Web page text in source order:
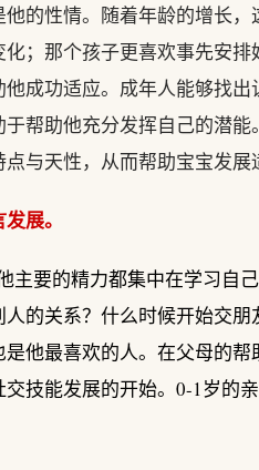
的性情。随着年龄的增长，
；那个孩子更喜欢事先安排
成功适应。成年人能够找出
帮助他充分发挥自己的潜能
与天性，从而帮助宝宝发展
展。
要的精力都集中在学习自己
的关系？什么时候开始交朋
他最喜欢的人。在父母的
技能发展的开始。0-1岁的